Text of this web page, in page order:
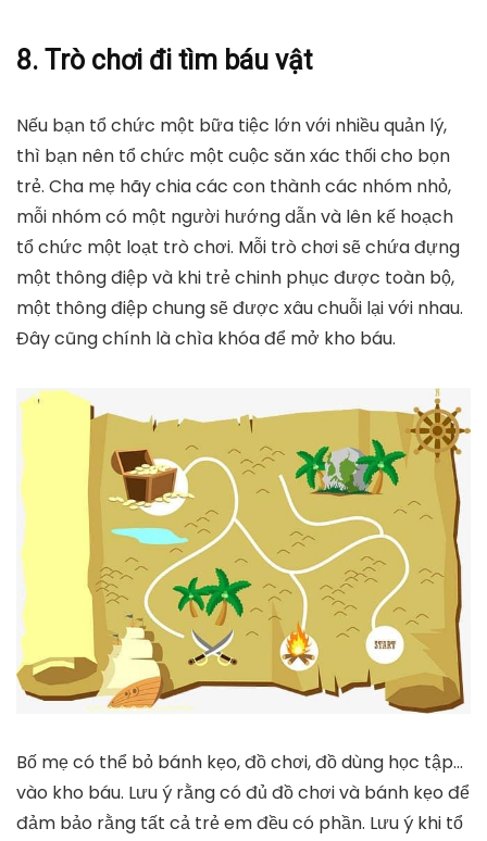
8. Trò chơi đi tìm báu vật
Nếu bạn tổ chức một bữa tiệc lớn với nhiều quản lý,
thì bạn nên tổ chức một cuộc săn xác thối cho bọn
trẻ. Cha mẹ hãy chia các con thành các nhóm nhỏ,
mỗi nhóm có một người hướng dẫn và lên kế hoạch
tổ chức một loạt trò chơi. Mỗi trò chơi sẽ chứa đựng
một thông điệp và khi trẻ chinh phục được toàn bộ,
một thông điệp chung sẽ được xâu chuỗi lại với nhau.
Đây cũng chính là chìa khóa để mở kho báu.
Bố mẹ có thể bỏ bánh kẹo, đồ chơi, đồ dùng học tập…
vào kho báu. Lưu ý rằng có đủ đồ chơi và bánh kẹo để
đảm bảo rằng tất cả trẻ em đều có phần. Lưu ý khi tổ